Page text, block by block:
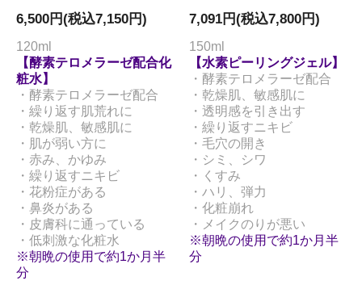
6,500円(税込7,150円)
120ml
【酵素テロメラーゼ配合化
粧水】
・酵素テロメラーゼ配合
・繰り返す肌荒れに
・乾燥肌、敏感肌に
・肌が弱い方に
・赤み、かゆみ
・繰り返すニキビ
・花粉症がある
・鼻炎がある
・皮膚科に通っている
・低刺激な化粧水
※朝晩の使用で約1か月半
分
7,091円(税込7,800円)
150ml
【水素ピーリングジェル】
・酵素テロメラーゼ配合
・乾燥肌、敏感肌に
・透明感を引き出す
・繰り返すニキビ
・毛穴の開き
・シミ、シワ
・くすみ
・ハリ、弾力
・化粧崩れ
・メイクのりが悪い
※朝晩の使用で約1か月半
分